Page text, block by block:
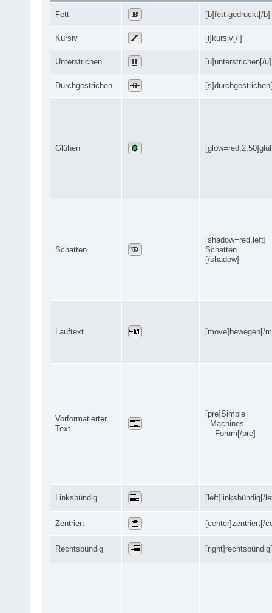
Fett [b]fett gedruckt[/b]
Kursiv [i]kursiv[/i]
Unterstrichen [u]unterstrichen[/u]
Durchgestrichen
Glühen
Schatten
[shadow=red,left]
Schatten
[/shadow]
Lauftext [move]bewegen[/
Vorformatierter
Text
[pre]Simple
Machines
Forum[/pre]
Linksbündig [left]linksbündig[/
Zentriert [center]zentriert[/
Rechtsbündig